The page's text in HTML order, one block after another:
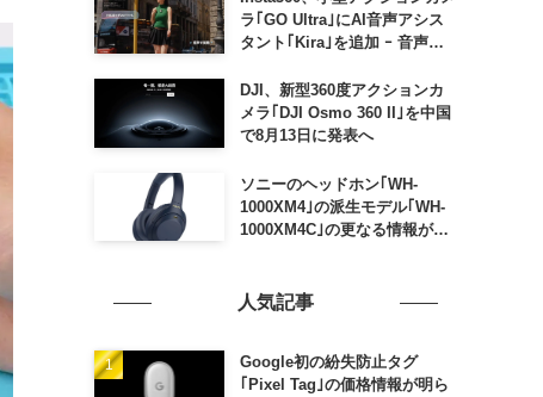
ラ｢GO Ultra｣にAI音声アシス
タント｢Kira｣を追加 ｰ 音声で
などが利用可能に
DJI、新型360度アクションカ
メラ｢DJI Osmo 360 II｣を中国
で8月13日に発表へ
ソニーのヘッドホン｢WH-
1000XM4｣の派生モデル｢WH-
1000XM4C｣の更なる情報が明
人気記事
Google初の紛失防止タグ
｢Pixel Tag｣の価格情報が明ら